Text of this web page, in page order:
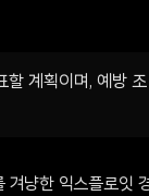
할 계획이며, 예방 조
냥한 익스플로잇